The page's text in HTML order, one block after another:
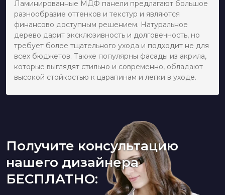
Ламинированные МДФ панели предлагают большое
разнообразие оттенков и текстур и являются
финансово доступным решением. Натуральное
дерево дарит эксклюзивность и долговечность, но
требует более тщательного ухода и подходит не для
всех бюджетов. Также популярны фасады из акрила,
которые выглядят стильно и современно, обладают
высокой стойкостью к царапинам и легки в уходе.
Получите консультацию
нашего дизайнера
БЕСПЛАТНО: